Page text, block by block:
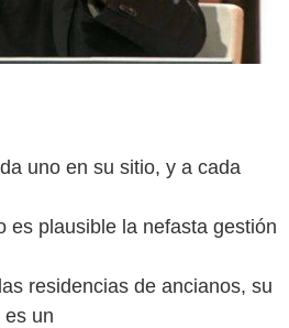
uno en su sitio, y a cada
es plausible la nefasta gestión
residencias de ancianos, su
es un